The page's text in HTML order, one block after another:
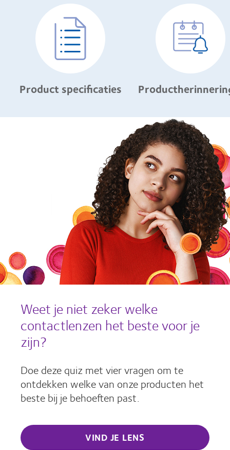
Product specificaties
Weet je niet zeker welke
contactlenzen het beste voor je
zijn?
Doe deze quiz met vier vragen om te
ontdekken welke van onze producten het
beste bij je behoeften past.
VIND JE LENS